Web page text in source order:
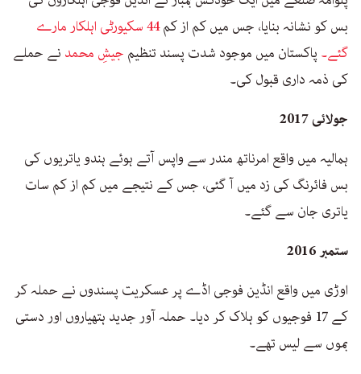
بس کو نشانہ بنایا، جس میں کم از کم
44 سکیورٹی اہلکار مارے
گئے۔ پاکستان میں موجود شدت پسند تنظیم جیشِ محمد نے حملے
کی ذمہ داری قبول کی۔
جولائی 2017
ہمالیہ میں واقع امرناتھ مندر سے واپس آتے ہوئے ہندو یاتریوں کی
بس فائرنگ کی زد میں آ گئی، جس کے نتیجے میں کم از کم سات
یاتری جان سے گئے۔
ستمبر 2016
اوڑی میں واقع انڈین فوجی اڈے پر عسکریت پسندوں نے حملہ کر
کے 17 فوجیوں کو ہلاک کر دیا۔ حملہ آور جدید ہتھیاروں اور دستی
بموں سے لیس تھے۔